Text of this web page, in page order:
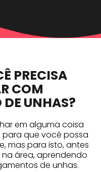
PRECISA
COM
UNHAS?
em alguma coisa
que você possa
mas para isto, antes
área, aprendendo
de unhas.